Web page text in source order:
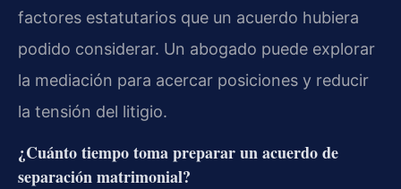
factores estatutarios que un acuerdo hubiera
podido considerar. Un abogado puede explorar
la mediación para acercar posiciones y reducir
la tensión del litigio.
¿Cuánto tiempo toma preparar un acuerdo de
separación matrimonial?